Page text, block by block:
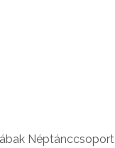
Néptánccsoport